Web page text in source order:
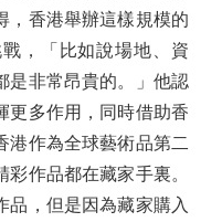
，香港舉辦這樣規模的
，「比如說場地、資
是非常昂貴的。」他認
更多作用，同時借助香
港作為全球藝術品第二
作品都在藏家手裏。
品，但是因為藏家購入